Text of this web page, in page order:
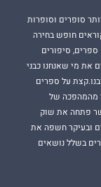
סופרים וסופרות
חופש בחירה
סיפורים
את מי שאנחנו כבני
על ספרים
מהמהפכה של
פתחה את שוק
ובעיקר חשפה את
בשלל נושאים